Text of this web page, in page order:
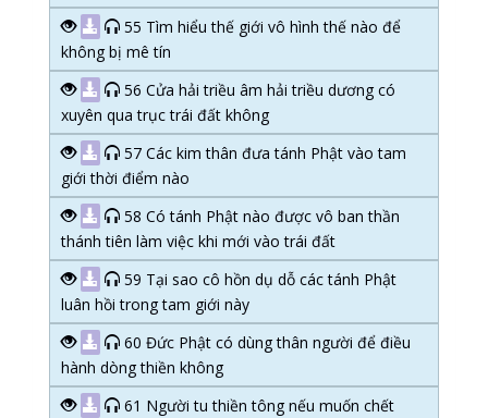
55 Tìm hiểu thế giới vô hình thế nào để
không bị mê tín
56 Cửa hải triều âm hải triều dương có
xuyên qua trục trái đất không
57 Các kim thân đưa tánh Phật vào tam
giới thời điểm nào
58 Có tánh Phật nào được vô ban thần
thánh tiên làm việc khi mới vào trái đất
59 Tại sao cô hồn dụ dỗ các tánh Phật
luân hồi trong tam giới này
60 Đức Phật có dùng thân người để điều
hành dòng thiền không
61 Người tu thiền tông nếu muốn chết